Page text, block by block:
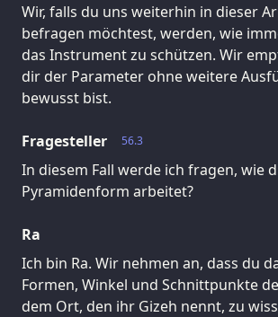
Wir, falls du uns weiterhin in dieser
befragen möchtest, werden, wie
das Instrument zu schützen. Wir
dir der Parameter ohne weitere
bewusst bist.
56.3
Fragesteller
In diesem Fall werde ich fragen, wie
Pyramidenform arbeitet?
Ra
Ich bin Ra. Wir nehmen an, dass du
Formen, Winkel und Schnittpunkte
dem Ort, den ihr Gizeh nennt, zu